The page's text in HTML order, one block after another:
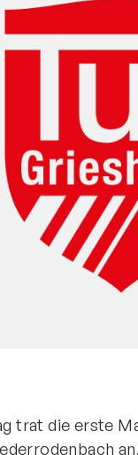
trat die erste